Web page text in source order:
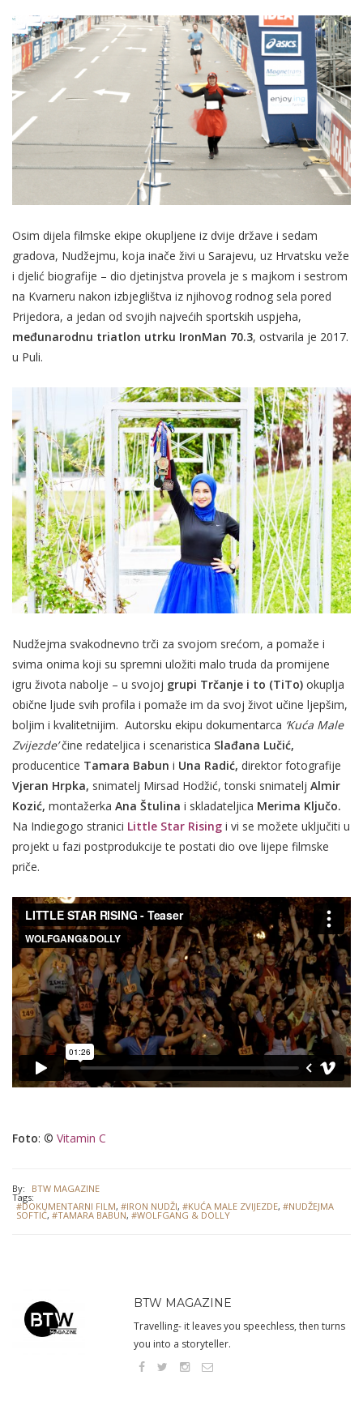
Osim dijela filmske ekipe okupljene iz dvije države i sedam
gradova, Nudžejmu, koja inače živi u Sarajevu, uz Hrvatsku veže
i djelić biografije – dio djetinjstva provela je s majkom i sestrom
na Kvarneru nakon izbjeglištva iz njihovog rodnog sela pored
Prijedora, a jedan od svojih najvećih sportskih uspjeha,
međunarodnu triatlon utrku IronMan 70.3, ostvarila je 2017.
u Puli.
Nudžejma svakodnevno trči za svojom srećom, a pomaže i
svima onima koji su spremni uložiti malo truda da promijene
igru života nabolje – u svojoj grupi Trčanje i to (TiTo) okuplja
obične ljude svih profila i pomaže im da svoj život učine ljepšim,
boljim i kvalitetnijim. Autorsku ekipu dokumentarca ‘Kuća Male
Zvijezde’čine redateljica i scenaristica Slađana Lučić,
producentice Tamara Babun i Una Radić, direktor fotografije
Vjeran Hrpka, snimatelj Mirsad Hodžić, tonski snimatelj Almir
Kozić, montažerka Ana Štulina i skladateljica Merima Ključo.
Na Indiegogo stranici Little Star Rising i vi se možete uključiti u
projekt u fazi postprodukcije te postati dio ove lijepe filmske
priče.
Foto: © Vitamin C
By: BTW MAGAZINE
Tags:
#DOKUMENTARNI FILM, #IRON NUDŽI, #KUĆA MALE ZVIJEZDE, #NUDŽEJMA
SOFTIĆ, #TAMARA BABUN, #WOLFGANG & DOLLY
BTW MAGAZINE
Travelling- it leaves you speechless, then turns
you into a storyteller.